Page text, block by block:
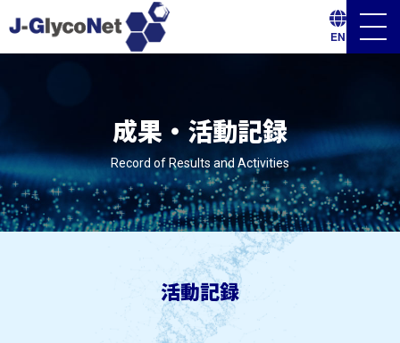
EN
ニ
ュ
成果・活動記録
Record of Results and Activities
活動記録